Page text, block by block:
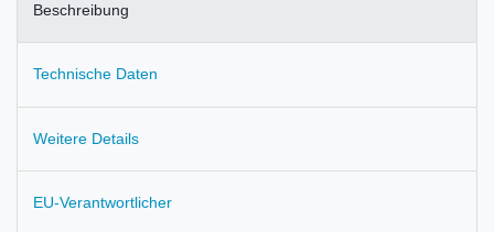
Beschreibung
Technische Daten
Weitere Details
EU-Verantwortlicher